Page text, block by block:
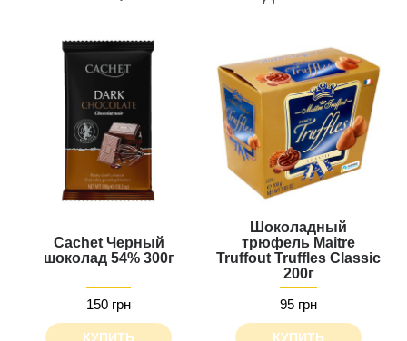
Cachet Черный
шоколад 54% 300г
150 грн
КУПИТЬ
Шоколадный
трюфель Maitre
Truffout Truffles Classic
200г
95 грн
КУПИТЬ